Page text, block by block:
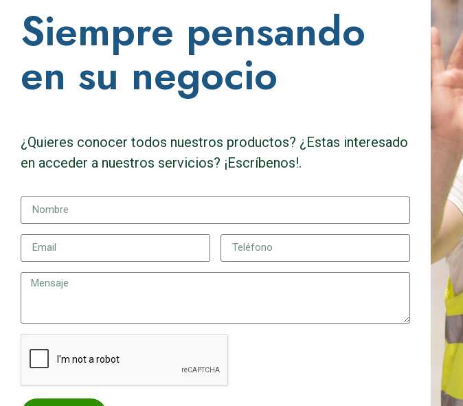
Siempre pensando
en su negocio
¿Quieres conocer todos nuestros productos? ¿Estas interesado
en acceder a nuestros servicios? ¡Escríbenos!.